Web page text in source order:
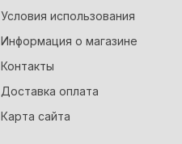
Условия использования
Информация о магазине
Контакты
Доставка оплата
Карта сайта